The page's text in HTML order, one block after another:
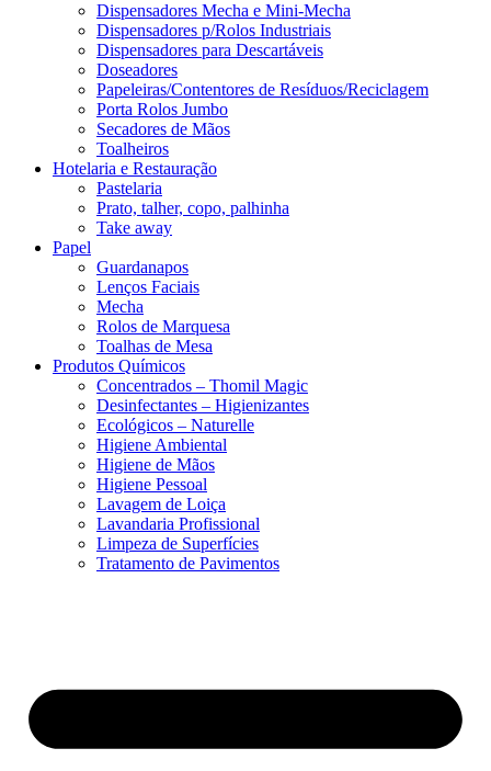
Dispensadores Mecha e Mini-Mecha
Dispensadores p/Rolos Industriais
Dispensadores para Descartáveis
Doseadores
Papeleiras/Contentores de Resíduos/Reciclagem
Porta Rolos Jumbo
Secadores de Mãos
Toalheiros
Hotelaria e Restauração
Pastelaria
Prato, talher, copo, palhinha
Take away
Papel
Guardanapos
Lenços Faciais
Mecha
Rolos de Marquesa
Toalhas de Mesa
Produtos Químicos
Concentrados – Thomil Magic
Desinfectantes – Higienizantes
Ecológicos – Naturelle
Higiene Ambiental
Higiene de Mãos
Higiene Pessoal
Lavagem de Loiça
Lavandaria Profissional
Limpeza de Superfícies
Tratamento de Pavimentos